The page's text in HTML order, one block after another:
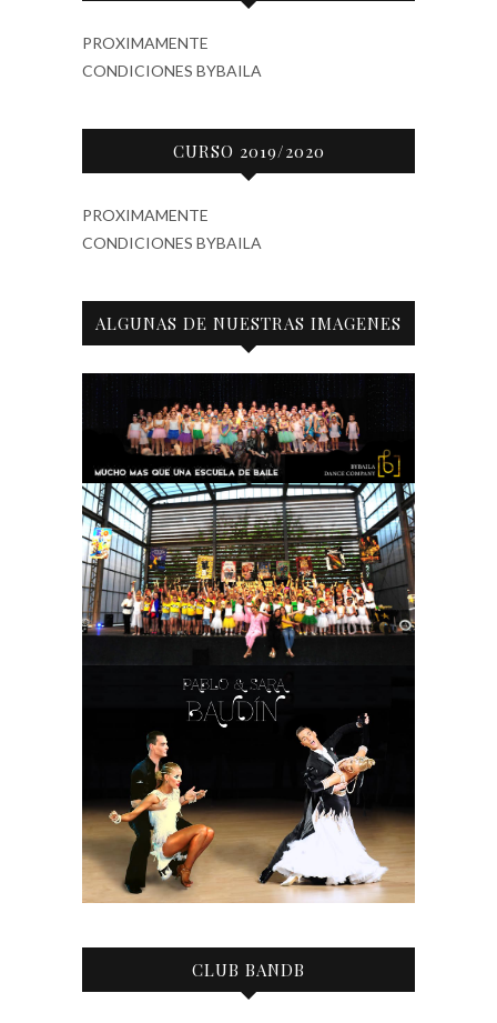
PROXIMAMENTE
CONDICIONES BYBAILA
CURSO 2019/2020
PROXIMAMENTE
CONDICIONES BYBAILA
ALGUNAS DE NUESTRAS IMAGENES
CLUB BANDB